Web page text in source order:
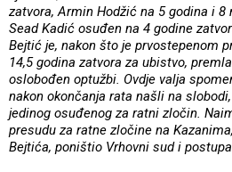
zatvora, Armin Hodžić na 5 godina i 8
Sead Kadić osuđen na 4 godine
Bejtić je, nakon što je prvostepenom
14,5 godina zatvora za ubistvo,
oslobođen optužbi. Ovdje valja
nakon okončanja rata našli na
jedinog osuđenog za ratni zločin.
presudu za ratne zločine na
Bejtića, poništio Vrhovni sud i